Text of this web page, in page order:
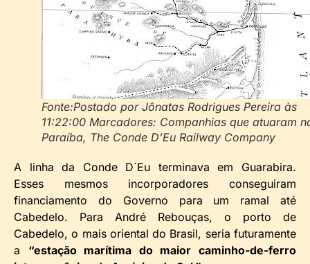
Fonte:Postado por Jônatas Rodrigues Pereira às
11:22:00 Marcadores: Companhias que atuaram
Paraíba, The Conde D’Eu Railway Company
A linha da Conde D´Eu terminava em Guarabira.
Esses mesmos incorporadores conseguiram
financiamento do Governo para um ramal até
Cabedelo. Para André Rebouças, o porto de
Cabedelo, o mais oriental do Brasil, seria futuramente
a “estação marítima do maior caminho-de-ferro